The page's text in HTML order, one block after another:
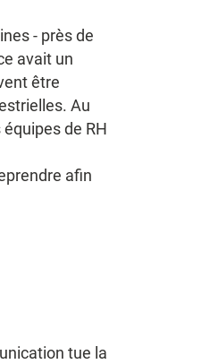
- près de
avait un
être
Au
de RH
afin
tue la